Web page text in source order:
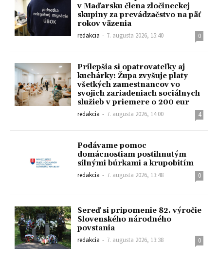
v Maďarsku člena zločineckej
skupiny za prevádzačstvo na päť
rokov väzenia
redakcia - 7. augusta 2026, 15:40 0
Prilepšia si opatrovateľky aj
kuchárky: Župa zvyšuje platy
všetkých zamestnancov vo
svojich zariadeniach sociálnych
služieb v priemere o 200 eur
redakcia - 7. augusta 2026, 14:00 4
Podávame pomoc
domácnostiam postihnutým
silnými búrkami a krupobitím
redakcia - 7. augusta 2026, 13:48 0
Sereď si pripomenie 82. výročie
Slovenského národného
povstania
redakcia - 7. augusta 2026, 13:38 0